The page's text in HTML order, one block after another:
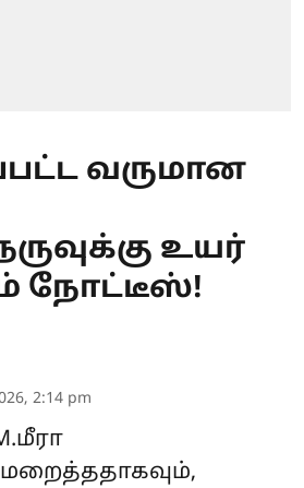
வருமான
உயர்
நோட்டீஸ்!
2:14 pm